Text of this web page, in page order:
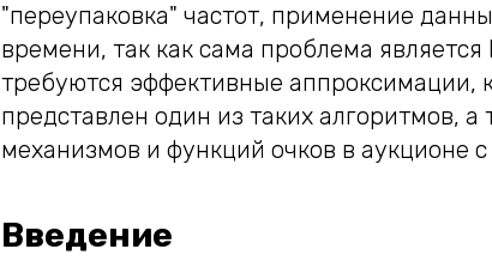
"переупаковка" частот, применение
времени, так как сама проблема
требуются эффективные аппроксимации,
представлен один из таких алгоритмов,
механизмов и функций очков в аукционе
Введение